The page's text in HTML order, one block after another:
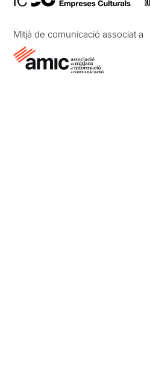
Mitjà de comunicació associat a